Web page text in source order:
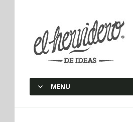
elherviderodeideas
MENU